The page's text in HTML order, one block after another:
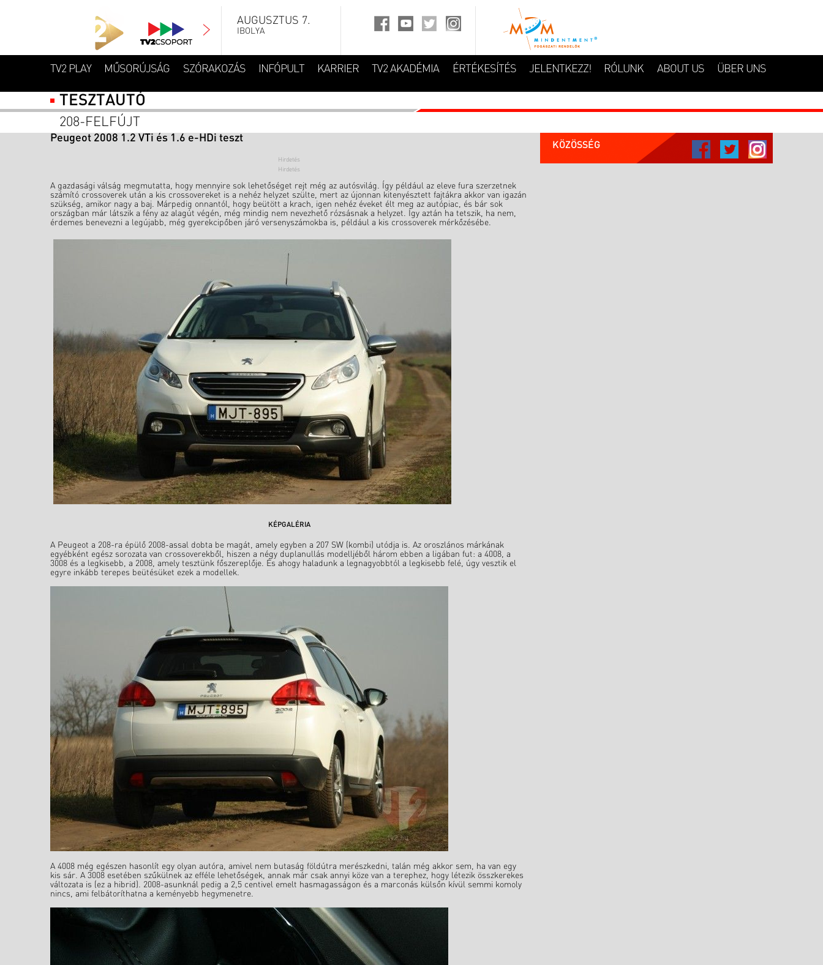
AUGUSZTUS 7.
IBOLYA
TV2 PLAY MŰSORÚJSÁG SZÓRAKOZÁS INFÓPULT KARRIER TV2 AKADÉMIA ÉRTÉKESÍTÉS JELENTKEZZ! RÓLUNK ABOUT US ÜBER UNS
TESZTAUTÓ
208-FELFÚJT
Peugeot 2008 1.2 VTi és 1.6 e-HDi teszt
A gazdasági válság megmutatta, hogy mennyire sok lehetőséget rejt még az autósvilág. Így például az eleve fura szerzetnek
számító crossoverek után a kis crossovereket is a nehéz helyzet szülte, mert az újonnan kitenyésztett fajtákra akkor van igazán
szükség, amikor nagy a baj. Márpedig onnantól, hogy beütött a krach, igen nehéz éveket élt meg az autópiac, és bár sok
országban már látszik a fény az alagút végén, még mindig nem nevezhető rózsásnak a helyzet. Így aztán ha tetszik, ha nem,
érdemes benevezni a legújabb, még gyerekcipőben járó versenyszámokba is, például a kis crossoverek mérkőzésébe.
KÉPGALÉRIA
A Peugeot a 208-ra épülő 2008-assal dobta be magát, amely egyben a 207 SW (kombi) utódja is. Az oroszlános márkának
egyébként egész sorozata van crossoverekből, hiszen a négy duplanullás modelljéből három ebben a ligában fut: a 4008, a
3008 és a legkisebb, a 2008, amely tesztünk főszereplője. És ahogy haladunk a legnagyobbtól a legkisebb felé, úgy vesztik el
egyre inkább terepes beütésüket ezek a modellek.
A 4008 még egészen hasonlít egy olyan autóra, amivel nem butaság földútra merészkedni, talán még akkor sem, ha van egy
kis sár. A 3008 esetében szűkülnek az efféle lehetőségek, annak már csak annyi köze van a terephez, hogy létezik összkerekes
változata is (ez a hibrid). 2008-asunknál pedig a 2,5 centivel emelt hasmagasságon és a marconás külsőn kívül semmi komoly
nincs, ami felbátoríthatna a keményebb hegymenetre.
KÖZÖSSÉG